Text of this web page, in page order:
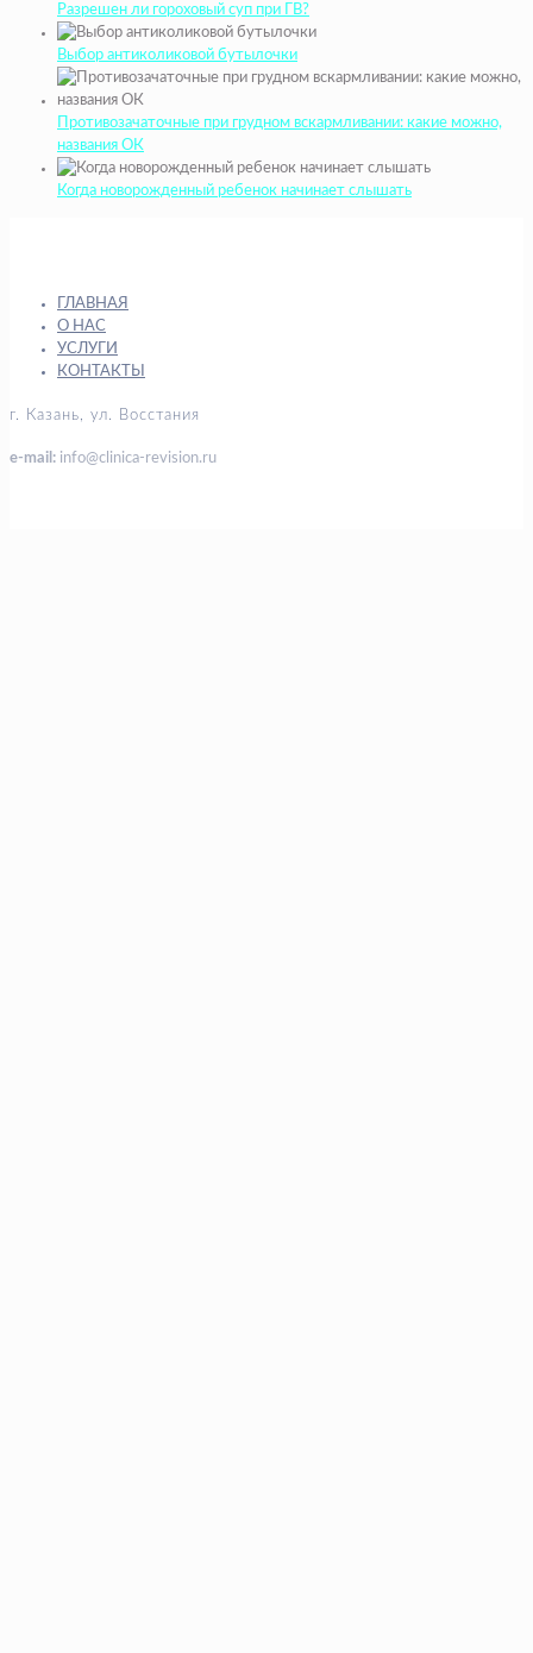
Разрешен ли гороховый суп при ГВ?
Выбор антиколиковой бутылочки
Противозачаточные при грудном вскармливании: какие можно,
названия ОК
Когда новорожденный ребенок начинает слышать
ГЛАВНАЯ
О НАС
УСЛУГИ
КОНТАКТЫ
г. Казань, ул. Восстания
e-mail: info@clinica-revision.ru